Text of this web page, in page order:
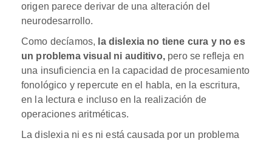
origen parece derivar de una alteración del
neurodesarrollo.
Como decíamos, la dislexia no tiene cura y no es
un problema visual ni auditivo,pero se refleja en
una insuficiencia en la capacidad de procesamiento
fonológico y repercute en el habla, en la escritura,
en la lectura e incluso en la realización de
operaciones aritméticas.
La dislexia ni es ni está causada por un problema